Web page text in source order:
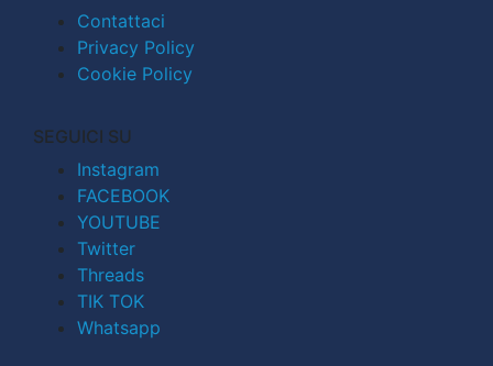
Contattaci
Privacy Policy
Cookie Policy
SEGUICI SU
Instagram
FACEBOOK
YOUTUBE
Twitter
Threads
TIK TOK
Whatsapp